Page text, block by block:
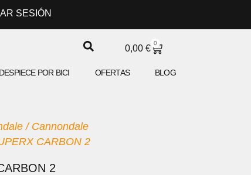
SESIÓN
0,00 €
0
CARRITO
DESPIECE POR BICI OFERTAS BLOG
/ Cannondale
CARBON 2
2